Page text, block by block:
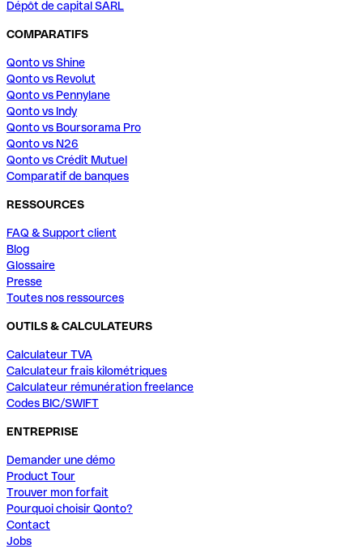
Dépôt de capital SARL
COMPARATIFS
Qonto vs Shine
Qonto vs Revolut
Qonto vs Pennylane
Qonto vs Indy
Qonto vs Boursorama Pro
Qonto vs N26
Qonto vs Crédit Mutuel
Comparatif de banques
RESSOURCES
FAQ & Support client
Blog
Glossaire
Presse
Toutes nos ressources
OUTILS & CALCULATEURS
Calculateur TVA
Calculateur frais kilométriques
Calculateur rémunération freelance
Codes BIC/SWIFT
ENTREPRISE
Demander une démo
Product Tour
Trouver mon forfait
Pourquoi choisir Qonto?
Contact
Jobs